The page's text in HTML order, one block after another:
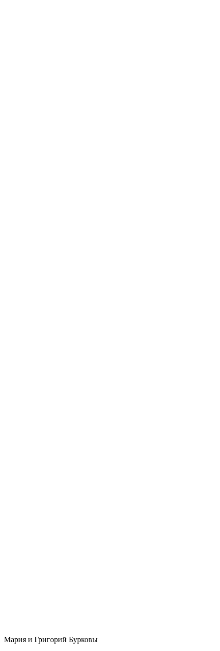
Мария и Григорий Бурковы